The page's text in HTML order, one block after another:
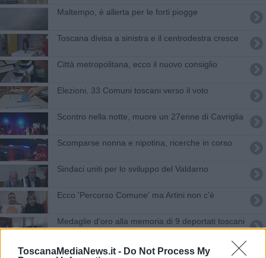
ToscanaMediaNews.it - Do Not Process My
Maltempo, è allerta per le forti piogge
Toscana divisa a sinistra e il centrodestra cresce
Città metropolitana, ecco il nuovo consiglio
Elezioni, 33 Comuni toscani verso il voto
Scontro nella notte, muore un 27enne di Cavriglia
Scomparse nonna e nipotina, ricerche in corso
Sindaci uniti per lo sviluppo del Valdarno
Ecco 'Percorso Comune' ma Artini non c'è
Medaglie d'oro alla memoria di 9 deportati toscani
La Toscana si risveglia sotto la neve